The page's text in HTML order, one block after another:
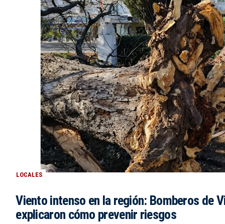
LOCALES
Viento intenso en la región: Bomberos de
explicaron cómo prevenir riesgos